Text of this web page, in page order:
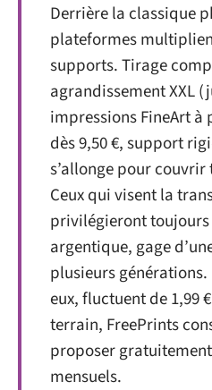
Derrière la classique
plateformes
supports. Tirage
agrandissement XXL
impressions FineArt à
dès 9,50 €, support
s’allonge pour couvrir
Ceux qui visent la
privilégieront
argentique, gage
plusieurs générations.
eux, fluctuent de 1,99
terrain, FreePrints
proposer
mensuels.